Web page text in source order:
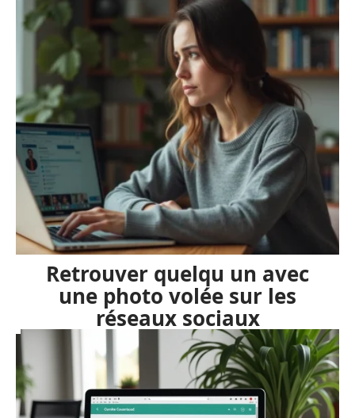
Retrouver quelqu un avec
une photo volée sur les
réseaux sociaux